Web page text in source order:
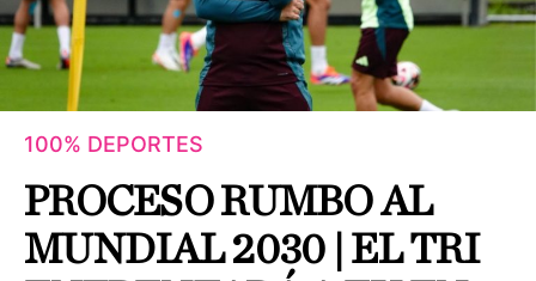
100% DEPORTES
PROCESO RUMBO AL
MUNDIAL 2030 | EL TRI